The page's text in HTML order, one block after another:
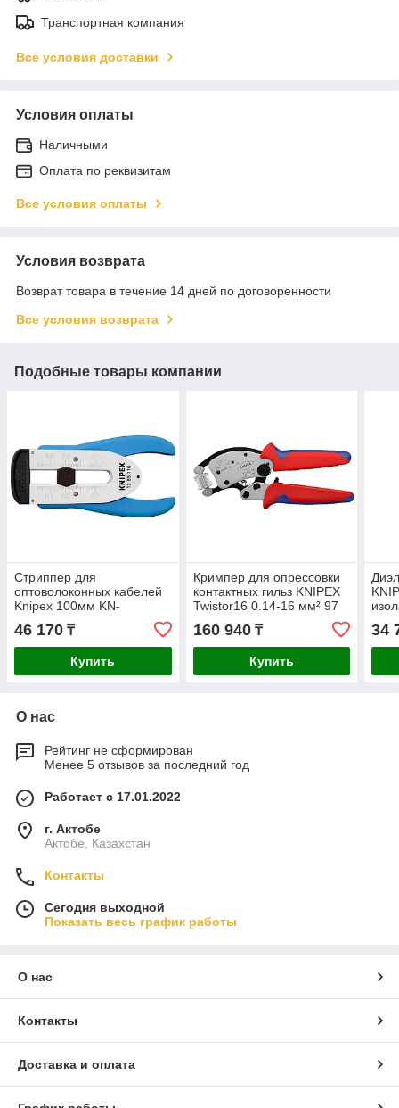
Транспортная компания
Все условия доставки
Условия оплаты
Наличными
Оплата по реквизитам
Все условия оплаты
Условия возврата
Возврат товара в течение 14 дней по договоренности
Все условия возврата
Подобные товары компании
Стриппер для
оптоволоконных кабелей
Knipex 100мм KN-
1285110SB
46 170 ₸
Купить
Кримпер для опрессовки
контактных гильз KNIPEX
Twistor16 0.14-16 мм² 97
160 940₸
Купить
34
О нас
Рейтинг не сформирован
Менее 5 отзывов за последний год
Работает с 17.01.2022
г. Актобе
Актобе, Казахстан
Контакты
Сегодня выходной
Показать весь график работы
О нас
Контакты
Доставка и оплата